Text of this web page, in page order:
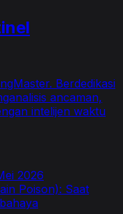
Berdedikasi
ancaman,
intelijen waktu
2026
Poison): Saat